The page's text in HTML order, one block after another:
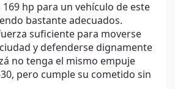
hp para un vehículo de este
bastante adecuados.
suficiente para moverse
y defenderse dignamente
no tenga el mismo empuje
pero cumple su cometido sin